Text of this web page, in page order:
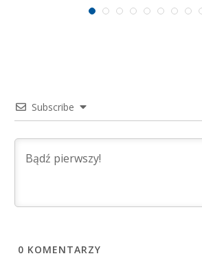
Subscribe
0 KOMENTARZY